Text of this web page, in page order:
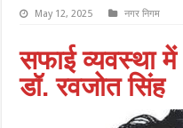
May 12, 2025 नगर निगम
सफाई व्यवस्था में
डॉ. रवजोत सिंह